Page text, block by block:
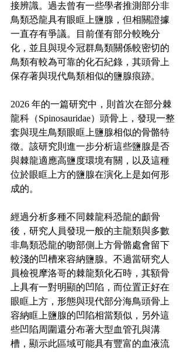
接辨識。過去曾有一些學者推測部分非
鳥類恐龍具有眼眶上鹽腺，但相關證據
一直存有爭議。目前僅有部分較晚分
化，並且與現今冠群鳥類關係較密切的
鳥類有較為可靠的化石紀錄，其頭骨上
保存著與現代鳥類相似的鹽腺痕跡。
2026 年的一篇研究中，則首次在部分棘
龍科（Spinosauridae）頭骨上，發現一整
套與現生鳥類眼眶上鹽腺相似的骨骼特
徵。該研究則進一步分析這些鹽腺是否
與棘龍適應高鹽度環境有關，以及這種
位於眼眶上方的鹽腺在演化上是如何形
成的。
經過分析多種不同棘龍科恐龍的顱骨
後，研究人員發現一般的主龍類與多數
非鳥類恐龍的吻部側上方骨骼處會留下
較淺的凹槽來容納鹽腺。不過當研究人
員檢視摩洛哥的棘龍類化石時，其額骨
上具有一對明顯的凹陷，而位置正好在
眼眶上方，形態與現代部分海鳥頭骨上
容納眶上鹽腺的凹陷相當類似，另外這
些凹陷周圍還分布著大型血管孔與溝
槽，顯示此區域可能具有豐富的血液流